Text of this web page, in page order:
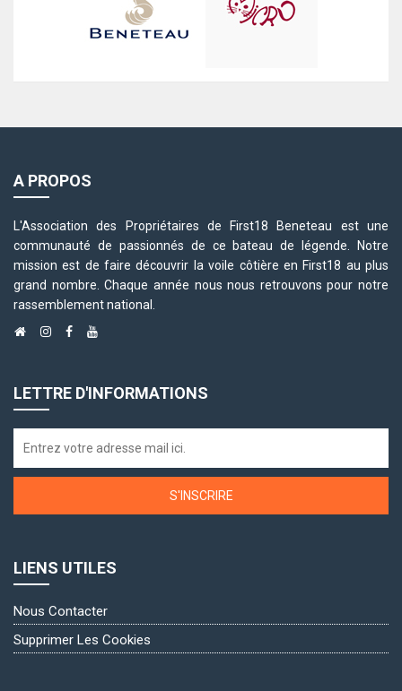
A PROPOS
L'Association des Propriétaires de First18 Beneteau est une
communauté de passionnés de ce bateau de légende. Notre
mission est de faire découvrir la voile côtière en First18 au plus
grand nombre. Chaque année nous nous retrouvons pour notre
rassemblement national.
LETTRE D'INFORMATIONS
S'INSCRIRE
LIENS UTILES
Nous Contacter
Supprimer Les Cookies